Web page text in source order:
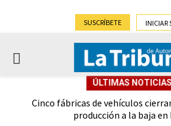
SUSCRÍBETE INICIAR
PRIMARY
ÚLTIMAS NOTICIAS
Cinco fábricas de vehículos
producción a la baja en